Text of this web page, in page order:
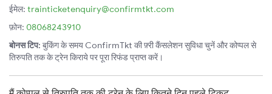
ईमेल: trainticketenquiry@confirmtkt.com
फ़ोन: 08068243910
बोनस टिप: बुकिंग के समय ConfirmTkt की फ़्री कैंसलेशन सुविधा चुनें और कोप्पल से
तिरुपति तक के ट्रेन किराये पर पूरा रिफंड प्राप्त करें।